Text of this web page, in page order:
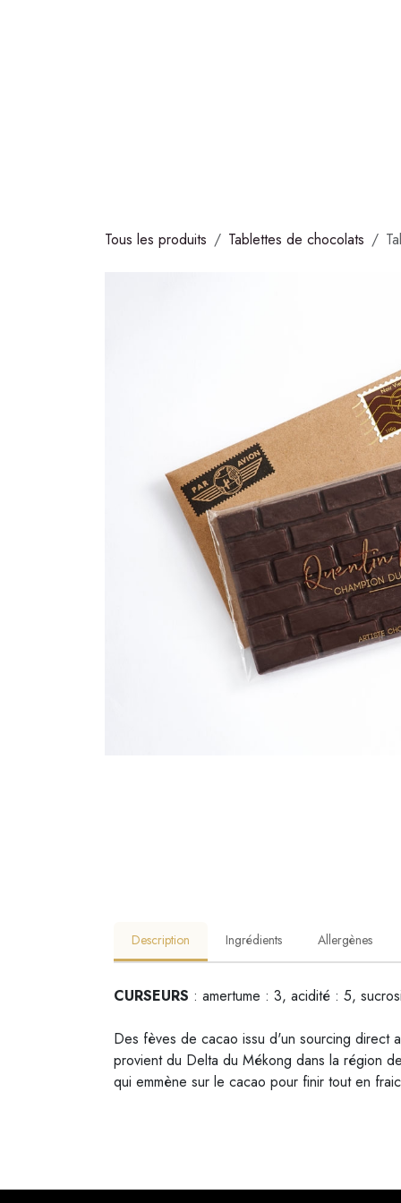
Tous les produits Tablettes de chocolats
Description Ingrédients Allergènes
CURSEURS : amertume : 3, acidité : 5,
Des fèves de cacao issu d'un sourcing direct
provient du Delta du Mékong dans la région
qui emmène sur le cacao pour finir tout en